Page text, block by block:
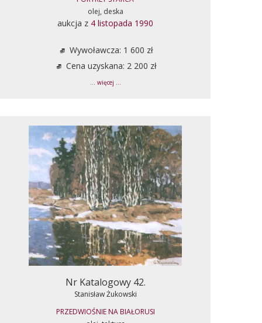
olej, deska
aukcja z 4 listopada 1990
Wywoławcza: 1 600 zł
Cena uzyskana: 2 200 zł
... więcej ...
Nr Katalogowy 42.
Stanisław Żukowski
PRZEDWIOŚNIE NA BIAŁORUSI